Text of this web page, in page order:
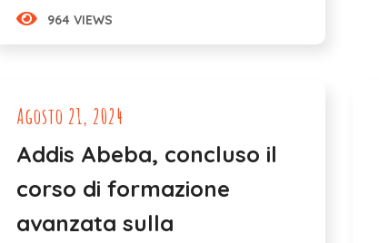
964 VIEWS
Agosto 21, 2024
Addis Abeba, concluso il
corso di formazione
avanzata sulla